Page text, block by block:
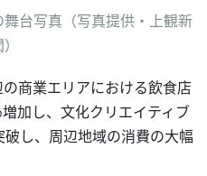
舞台写真（写真提供・上観新
商業エリアにおける飲食店
加し、文化クリエイティブ
し、周辺地域の消費の大幅